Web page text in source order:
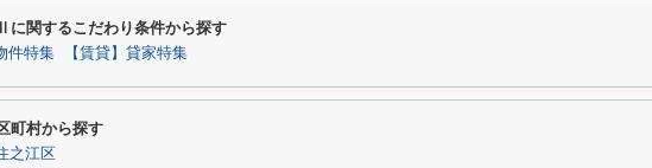
に関するこだわり条件から探す
件特集 【賃貸】貸家特集
町村から探す
之江区